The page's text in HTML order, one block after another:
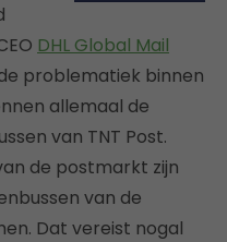
DHL Global Mail
problematiek binnen
allemaal de
van TNT Post.
de postmarkt zijn
van de
Dat vereist nogal